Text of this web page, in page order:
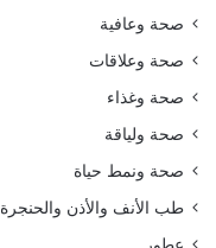
صحة وعافية
صحة وعلاقات
صحة وغذاء
صحة ولياقة
صحة ونمط حياة
طب الأنف والأذن والحنجرة